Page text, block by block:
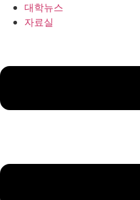
대학뉴스
자료실